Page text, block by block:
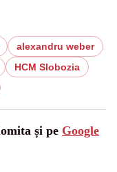
alexandru weber
HCM Slobozia
și pe Google